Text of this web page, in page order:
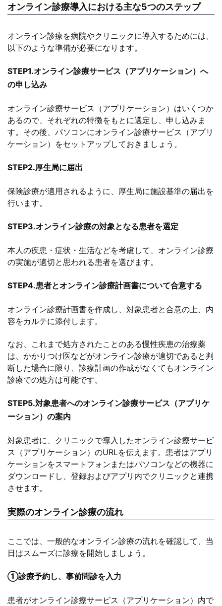
オンライン診療導入における主な5つのステップ
オンライン診療を病院やクリニックに導入するためには、
以下のような準備が必要になります。
STEP1.オンライン診療サービス（アプリケーション）へ
の申し込み
オンライン診療サービス（アプリケーション）はいくつか
あるので、それぞれの特徴をもとに選定し、申し込みま
す。その後、パソコンにオンライン診療サービス（アプリ
ケーション）をセットアップしておきましょう。
STEP2.厚生局に届出
保険診療が適用されるように、厚生局に施設基準の届出を
行います。
STEP3.オンライン診療の対象となる患者を選定
本人の疾患・症状・生活などを考慮して、オンライン診療
の実施が適切と思われる患者を選びます。
STEP4.患者とオンライン診療計画書について合意する
オンライン診療計画書を作成し、対象患者と合意の上、内
容をカルテに添付します。
なお、これまで処方されたことのある慢性疾患の治療薬
は、かかりつけ医などがオンライン診療が適切であると判
断した場合に限り、診療計画の作成がなくてもオンライン
診療での処方は可能です。
STEP5.対象患者へのオンライン診療サービス（アプリケ
ーション）の案内
対象患者に、クリニックで導入したオンライン診療サービ
ス（アプリケーション）のURLを伝えます。患者はアプリ
ケーションをスマートフォンまたはパソコンなどの機器に
ダウンロードし、登録およびアプリ内でクリニックと連携
させます。
実際のオンライン診療の流れ
ここでは、一般的なオンライン診療の流れを確認して、当
日はスムーズに診療を開始しましょう。
①診療予約し、事前問診を入力
患者がオンライン診療サービス（アプリケーション）内で